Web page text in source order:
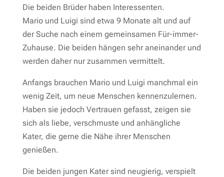
Die beiden Brüder haben Interessenten.
Mario und Luigi sind etwa 9 Monate alt und auf
der Suche nach einem gemeinsamen Für-immer-
Zuhause. Die beiden hängen sehr aneinander und
werden daher nur zusammen vermittelt.
Anfangs brauchen Mario und Luigi manchmal ein
wenig Zeit, um neue Menschen kennenzulernen.
Haben sie jedoch Vertrauen gefasst, zeigen sie
sich als liebe, verschmuste und anhängliche
Kater, die gerne die Nähe ihrer Menschen
genießen.
Die beiden jungen Kater sind neugierig, verspielt